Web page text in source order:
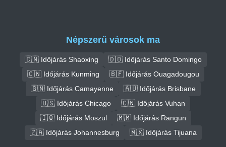
Népszerű városok ma
🇨🇳 Időjárás Shaoxing
🇩🇴 Időjárás Santo Domingo
🇨🇳 Időjárás Kunming
🇧🇫 Időjárás Ouagadougou
🇬🇳 Időjárás Camayenne
🇦🇺 Időjárás Brisbane
🇺🇸 Időjárás Chicago
🇨🇳 Időjárás Vuhan
🇮🇶 Időjárás Moszul
🇲🇲 Időjárás Rangun
🇿🇦 Időjárás Johannesburg
🇲🇽 Időjárás Tijuana